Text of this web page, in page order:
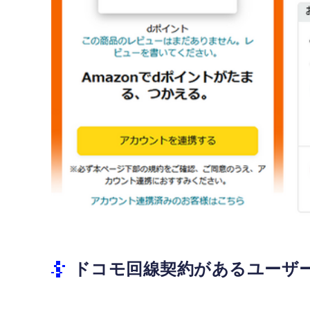
ドコモ回線契約があるユーザ